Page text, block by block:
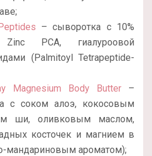
– сыворотка с 10%
Zinc PCA, гиалуроовой
(Palmitoyl Tetrapeptide-
Magnesium Body Butter –
с соком алоэ, кокосовым
ши, оливковым маслом,
косточек и магнием в
мандариновым ароматом);